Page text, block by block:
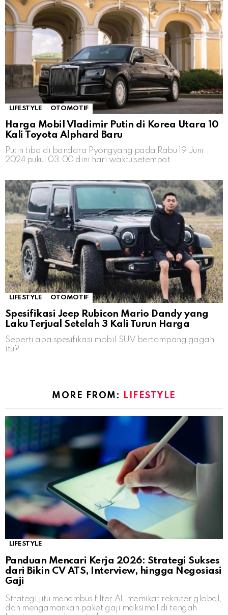
LIFESTYLE OTOMOTIF
Harga Mobil Vladimir Putin di Korea Utara 10
Kali Toyota Alphard Baru
Putin tiba di bandara Pyongyang pada Rabu 19 Juni
2024 pukul 03.00 dini hari waktu setempat
LIFESTYLE OTOMOTIF
Spesifikasi Jeep Rubicon Mario Dandy yang
Laku Terjual Setelah 3 Kali Turun Harga
Seperti apa spesifikasi mobil SUV bertampang gagah
itu?
MORE FROM: LIFESTYLE
LIFESTYLE
Panduan Mencari Kerja 2026: Strategi Sukses
dari Bikin CV ATS, Interview, hingga Negosiasi
Gaji
Strategi jitu menembus filter AI, memikat rekruter global,
dan mengamankan paket gaji maksimal di tengah